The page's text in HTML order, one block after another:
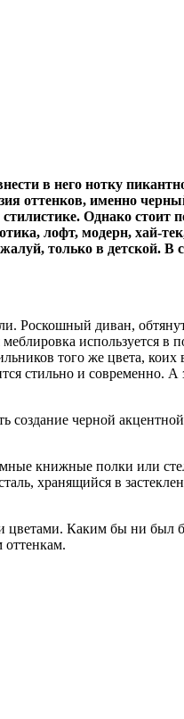
в него нотку
оттенков, именно
Однако стоит
лофт, модерн, хай-
только в детской.
Роскошный диван,
используется
того же цвета, коих
стильно и современно. А
создание черной
книжные полки или
хранящийся в
цветами. Каким бы ни был